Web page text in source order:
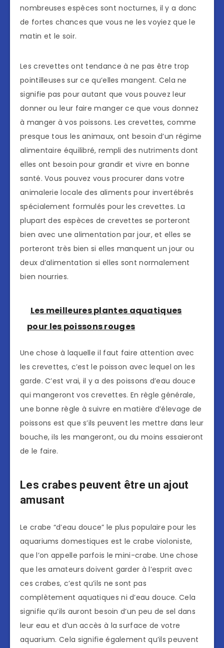
nombreuses espèces sont nocturnes, il y a donc
de fortes chances que vous ne les voyiez que le
matin et le soir.
Les crevettes ont tendance à ne pas être trop
pointilleuses sur ce qu’elles mangent. Cela ne
signifie pas pour autant que vous pouvez leur
donner ou leur faire manger ce que vous donnez
à manger à vos poissons. Les crevettes, comme
presque tous les animaux, ont besoin d’un régime
alimentaire équilibré, rempli des nutriments dont
elles ont besoin pour grandir et vivre en bonne
santé. Vous pouvez vous procurer dans votre
animalerie locale des aliments pour invertébrés
spécialement formulés pour les crevettes. La
plupart des espèces de crevettes se porteront
bien avec une alimentation par jour, et elles se
porteront très bien si elles manquent un jour ou
deux d’alimentation si elles sont normalement
bien nourries.
Les meilleures plantes aquatiques
pour les poissons rouges
Une chose à laquelle il faut faire attention avec
les crevettes, c’est le poisson avec lequel on les
garde. C’est vrai, il y a des poissons d’eau douce
qui mangeront vos crevettes. En règle générale,
une bonne règle à suivre en matière d’élevage de
poissons est que s’ils peuvent les mettre dans leur
bouche, ils les mangeront, ou du moins essaieront
de le faire.
Les crabes peuvent être un ajout
amusant
Le crabe “d’eau douce” le plus populaire pour les
aquariums domestiques est le crabe violoniste,
que l’on appelle parfois le mini-crabe. Une chose
que les amateurs doivent garder à l’esprit avec
ces crabes, c’est qu’ils ne sont pas
complètement aquatiques ni d’eau douce. Cela
signifie qu’ils auront besoin d’un peu de sel dans
leur eau et d’un accès à la surface de votre
aquarium. Cela signifie également qu’ils peuvent